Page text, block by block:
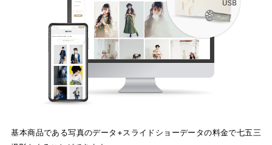
基本商品である写真のデータ+スライドショーデータの料金で七五三